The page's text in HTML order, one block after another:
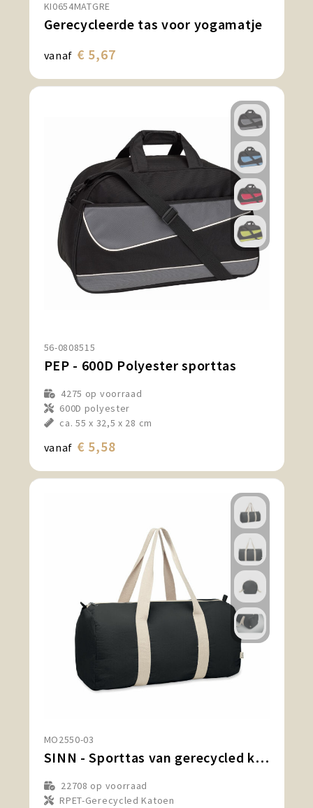
KI0654MATGRE
Gerecycleerde tas voor yogamatje
vanaf € 5,67
56-0808515
PEP - 600D Polyester sporttas
4275 op voorraad
600D polyester
ca. 55 x 32,5 x 28 cm
vanaf € 5,58
MO2550-03
SINN - Sporttas van gerecycled katoen
22708 op voorraad
RPET-Gerecycled Katoen